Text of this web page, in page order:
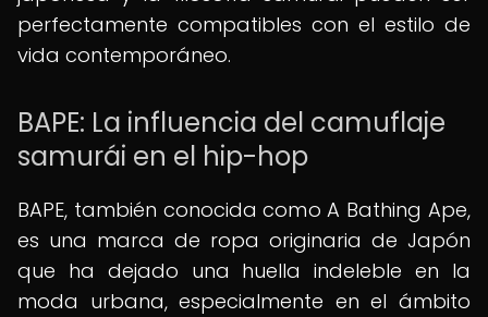
perfectamente compatibles con el estilo de
vida contemporáneo.
BAPE: La influencia del camuflaje
samurái en el hip-hop
BAPE, también conocida como A Bathing Ape,
es una marca de ropa originaria de Japón
que ha dejado una huella indeleble en la
moda urbana, especialmente en el ámbito